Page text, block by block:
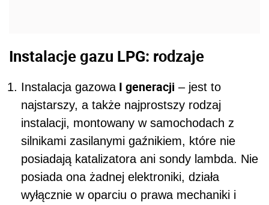
Instalacje gazu LPG: rodzaje
Instalacja gazowaI generacji – jest to
najstarszy, a także najprostszy rodzaj
instalacji, montowany w samochodach z
silnikami zasilanymi gaźnikiem, które nie
posiadają katalizatora ani sondy lambda. Nie
posiada ona żadnej elektroniki, działa
wyłącznie w oparciu o prawa mechaniki i